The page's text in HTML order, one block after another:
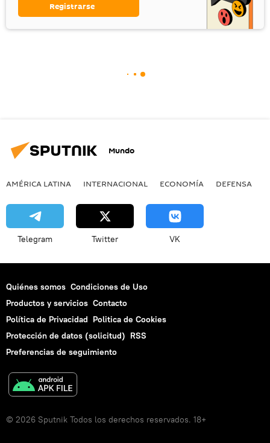
Registrarse
Mundo
AMÉRICA LATINA INTERNACIONAL ECONOMÍA DEFENSA
Telegram Twitter VK
Quiénes somos Condiciones de Uso
Productos y servicios Contacto
Política de Privacidad Politica de Cookies
Protección de datos (solicitud) RSS
Preferencias de seguimiento
© 2026 Sputnik Todos los derechos reservados. 18+